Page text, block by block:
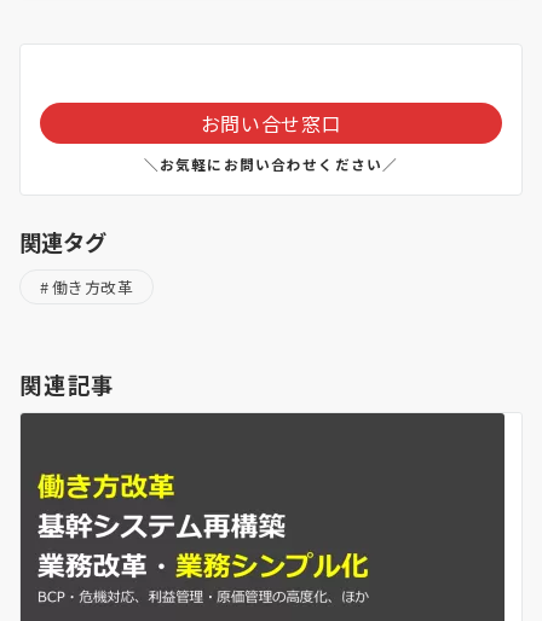
お問い合せ窓口
＼お気軽にお問い合わせください／
関連タグ
働き方改革
関連記事